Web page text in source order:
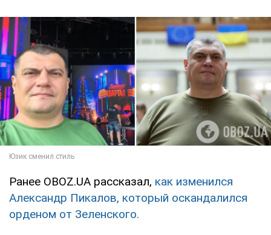
Ранее OBOZ.UA рассказал, как изменился
Александр Пикалов, который оскандалился
орденом от Зеленского.